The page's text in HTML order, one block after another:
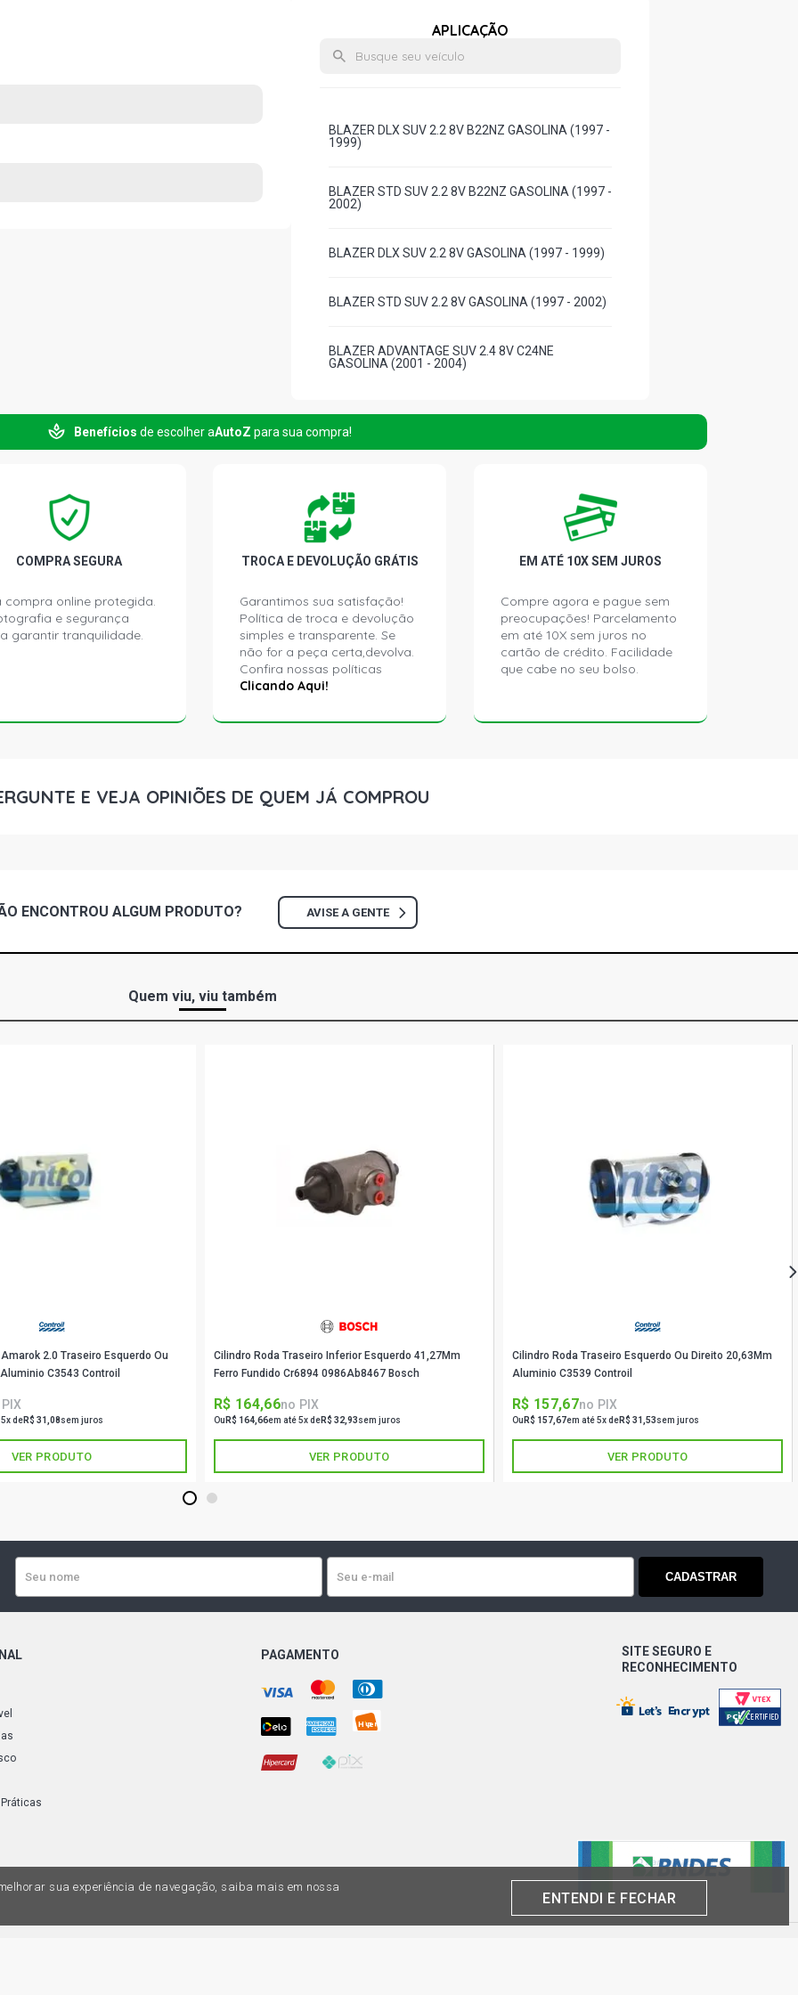
APLICAÇÃO
BLAZER DLX SUV 2.2 8V B22NZ GASOLINA (1997 -
1999)
BLAZER STD SUV 2.2 8V B22NZ GASOLINA (1997 -
2002)
BLAZER DLX SUV 2.2 8V GASOLINA (1997 - 1999)
BLAZER STD SUV 2.2 8V GASOLINA (1997 - 2002)
BLAZER ADVANTAGE SUV 2.4 8V C24NE
GASOLINA (2001 - 2004)
BLAZER STD SUV 2.4 8V C24NE GASOLINA (2001 -
2004)
BLAZER ADVANTAGE SUV 2.4 8V FLEXPOWER
BLAZER COLINA SUV 2.4 8V FLEXPOWER FLEX
(2005 - 2009)
BLAZER DLX SUV 2.5 8V 4A MAXION DIESEL (1997
- 2000)
BLAZER STD SUV 2.5 8V 4A MAXION DIESEL (1997
(2000 - 2005)
BLAZER COLINA SUV 2.8 8V MWM 4.07TCE DIESEL
(2005 - 2010)
S10 STD PICKUP 2.2 8V EFI GASOLINA (1997 -
2000)
S10 EFI LUXE PICKUP 2.2 8V GASOLINA (1997 -
S10 STD PICKUP 2.2 8V MPFI GASOLINA (1997 -
2000)
S10 STD PICKUP 2.4 8V C24NE GASOLINA (2001 -
2004)
(2005 - 2012)
S10 TORNADO PICKUP 2.4 8V FLEXPOWER FLEX
(2005 - 2009)
S10 LUXE PICKUP 2.5 8V MAXION HS TURBO
DIESEL (1997 - 2000)
(2012 - 2012)
Benefícios de escolher aAutoZ para sua compra!
COMPRA SEGURA
compra online protegida.
e segurança
garantir tranquilidade.
TROCA E DEVOLUÇÃO GRÁTIS
Garantimos sua satisfação!
Política de troca e devolução
simples e transparente. Se
não for a peça certa,devolva.
Confira nossas políticas
Clicando Aqui!
EM ATÉ 10X SEM JUROS
Compre agora e pague sem
preocupações! Parcelamento
em até 10X sem juros no
cartão de crédito. Facilidade
que cabe no seu bolso.
E VEJA OPINIÕES DE QUEM JÁ COMPROU
ENCONTROU ALGUM PRODUTO? AVISE A GENTE
Quem viu, viu também
2.0 Traseiro Esquerdo Ou
C3543 Controil
deR$ 31,08sem juros
VER PRODUTO
Cilindro Roda Traseiro Inferior Esquerdo 41,27Mm
Ferro Fundido Cr6894 0986Ab8467 Bosch
R$ 164,66no PIX
Ou R$ 164,66em até 5x deR$ 32,93sem juros
VER PRODUTO
Cilindro Roda Traseiro Esquerdo Ou Direito 20,63Mm
Aluminio C3539 Controil
R$ 157,67no PIX
Ou R$ 157,67em até 5x deR$ 31,53sem juros
VER PRODUTO
1 2
CADASTRAR
PAGAMENTO
SITE SEGURO E
RECONHECIMENTO
sua experiência de navegação, saiba mais em nossa
ENTENDI E FECHAR